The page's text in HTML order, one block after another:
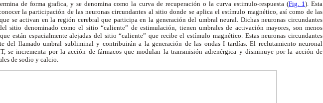
de forma grafica, y se denomina como la curva de recuperación o la curva estimulo-respuesta (Fig. 1). Esta
la participación de las neuronas circundantes al sitio donde se aplica el estímulo magnético, así como de las
se activan en la región cerebral que participa en la generación del umbral neural. Dichas neuronas circundantes
sitio denominado como el sitio “caliente” de estimulación, tienen umbrales de activación mayores, son menos
están espacialmente alejadas del sitio “caliente” que recibe el estímulo magnético. Estas neuronas circundantes
del llamado umbral subliminal y contribuirán a la generación de las ondas I tardías. El reclutamiento neuronal
se incrementa por la acción de fármacos que modulan la transmisión adrenérgica y disminuye por la acción de
de sodio y calcio.